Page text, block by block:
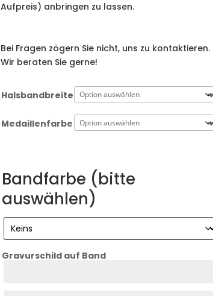
Aufpreis) anbringen zu lassen.
Bei Fragen zögern Sie nicht, uns zu kontaktieren.
Wir beraten Sie gerne!
Halsbandbreite
Medaillenfarbe
Bandfarbe (bitte
auswählen)
Gravurschild auf Band